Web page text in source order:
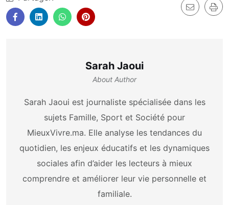
Sarah Jaoui
About Author
Sarah Jaoui est journaliste spécialisée dans les
sujets Famille, Sport et Société pour
MieuxVivre.ma. Elle analyse les tendances du
quotidien, les enjeux éducatifs et les dynamiques
sociales afin d’aider les lecteurs à mieux
comprendre et améliorer leur vie personnelle et
familiale.